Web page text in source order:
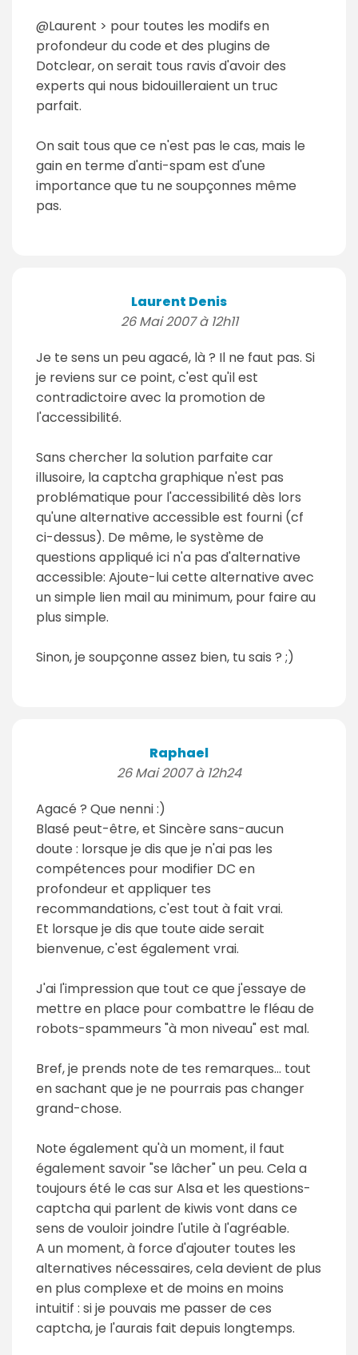
@Laurent > pour toutes les modifs en
profondeur du code et des plugins de
Dotclear, on serait tous ravis d'avoir des
experts qui nous bidouilleraient un truc
parfait.
On sait tous que ce n'est pas le cas, mais le
gain en terme d'anti-spam est d'une
importance que tu ne soupçonnes même
pas.
Laurent Denis
26 Mai 2007 à 12h11
Je te sens un peu agacé, là ? Il ne faut pas. Si
je reviens sur ce point, c'est qu'il est
contradictoire avec la promotion de
l'accessibilité.
Sans chercher la solution parfaite car
illusoire, la captcha graphique n'est pas
problématique pour l'accessibilité dès lors
qu'une alternative accessible est fourni (cf
ci-dessus). De même, le système de
questions appliqué ici n'a pas d'alternative
accessible: Ajoute-lui cette alternative avec
un simple lien mail au minimum, pour faire au
plus simple.
Sinon, je soupçonne assez bien, tu sais ? ;)
Raphael
26 Mai 2007 à 12h24
Agacé ? Que nenni :)
Blasé peut-être, et Sincère sans-aucun
doute : lorsque je dis que je n'ai pas les
compétences pour modifier DC en
profondeur et appliquer tes
recommandations, c'est tout à fait vrai.
Et lorsque je dis que toute aide serait
bienvenue, c'est également vrai.
J'ai l'impression que tout ce que j'essaye de
mettre en place pour combattre le fléau de
robots-spammeurs "à mon niveau" est mal.
Bref, je prends note de tes remarques... tout
en sachant que je ne pourrais pas changer
grand-chose.
Note également qu'à un moment, il faut
également savoir "se lâcher" un peu. Cela a
toujours été le cas sur Alsa et les questions-
captcha qui parlent de kiwis vont dans ce
sens de vouloir joindre l'utile à l'agréable.
A un moment, à force d'ajouter toutes les
alternatives nécessaires, cela devient de plus
en plus complexe et de moins en moins
intuitif : si je pouvais me passer de ces
captcha, je l'aurais fait depuis longtemps.